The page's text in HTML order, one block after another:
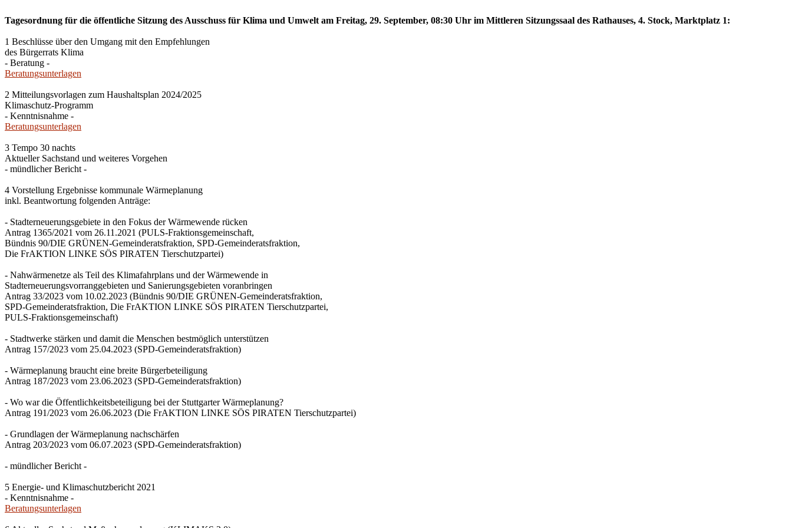
Tagesordnung für die öffentliche Sitzung des Ausschuss für Klima und Umwelt am Freitag, 29. September, 08:30 Uhr im Mittleren Sitzungssaal des Rathauses, 4. Stock, Marktplatz 1:
1 Beschlüsse über den Umgang mit den Empfehlungen
des Bürgerrats Klima
- Beratung -
Beratungsunterlagen
2 Mitteilungsvorlagen zum Haushaltsplan 2024/2025
Klimaschutz-Programm
- Kenntnisnahme -
Beratungsunterlagen
3 Tempo 30 nachts
Aktueller Sachstand und weiteres Vorgehen
- mündlicher Bericht -
4 Vorstellung Ergebnisse kommunale Wärmeplanung
inkl. Beantwortung folgenden Anträge:
- Stadterneuerungsgebiete in den Fokus der Wärmewende rücken
Antrag 1365/2021 vom 26.11.2021 (PULS-Fraktionsgemeinschaft,
Bündnis 90/DIE GRÜNEN-Gemeinderatsfraktion, SPD-Gemeinderatsfraktion,
Die FrAKTION LINKE SÖS PIRATEN Tierschutzpartei)
- Nahwärmenetze als Teil des Klimafahrplans und der Wärmewende in
Stadterneuerungsvorranggebieten und Sanierungsgebieten voranbringen
Antrag 33/2023 vom 10.02.2023 (Bündnis 90/DIE GRÜNEN-Gemeinderatsfraktion,
SPD-Gemeinderatsfraktion, Die FrAKTION LINKE SÖS PIRATEN Tierschutzpartei,
PULS-Fraktionsgemeinschaft)
- Stadtwerke stärken und damit die Menschen bestmöglich unterstützen
Antrag 157/2023 vom 25.04.2023 (SPD-Gemeinderatsfraktion)
- Wärmeplanung braucht eine breite Bürgerbeteiligung
Antrag 187/2023 vom 23.06.2023 (SPD-Gemeinderatsfraktion)
- Wo war die Öffentlichkeitsbeteiligung bei der Stuttgarter Wärmeplanung?
Antrag 191/2023 vom 26.06.2023 (Die FrAKTION LINKE SÖS PIRATEN Tierschutzpartei)
- Grundlagen der Wärmeplanung nachschärfen
Antrag 203/2023 vom 06.07.2023 (SPD-Gemeinderatsfraktion)
- mündlicher Bericht -
5 Energie- und Klimaschutzbericht 2021
- Kenntnisnahme -
Beratungsunterlagen